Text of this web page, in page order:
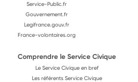
Service-Public.fr
Gouvernement.fr
Legifrance.gouv.fr
France-volontaires.org
Comprendre le Service Civique
Le Service Civique en bref
Les référents Service Civique